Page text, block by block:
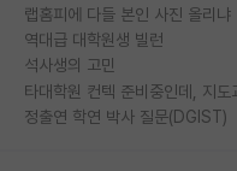
랩홈피에 다들 본인 사진 올리냐
역대급 대학원생 빌런
석사생의 고민
정출연 학연 박사 질문(DGIST)